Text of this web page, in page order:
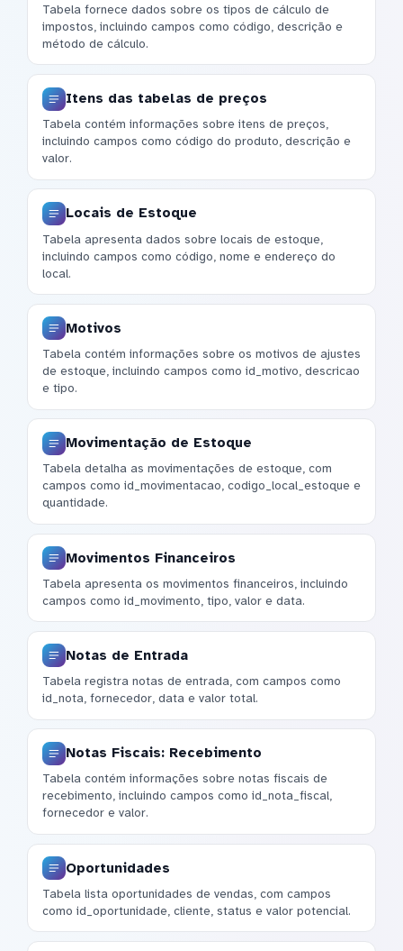
Tabela fornece dados sobre os tipos de cálculo de
impostos, incluindo campos como código, descrição e
método de cálculo.
Itens das tabelas de preços
Tabela contém informações sobre itens de preços,
incluindo campos como código do produto, descrição e
valor.
Locais de Estoque
Tabela apresenta dados sobre locais de estoque,
incluindo campos como código, nome e endereço do
local.
Motivos
Tabela contém informações sobre os motivos de ajustes
de estoque, incluindo campos como id_motivo, descricao
e tipo.
Movimentação de Estoque
Tabela detalha as movimentações de estoque, com
campos como id_movimentacao, codigo_local_estoque e
quantidade.
Movimentos Financeiros
Tabela apresenta os movimentos financeiros, incluindo
campos como id_movimento, tipo, valor e data.
Notas de Entrada
Tabela registra notas de entrada, com campos como
id_nota, fornecedor, data e valor total.
Notas Fiscais: Recebimento
Tabela contém informações sobre notas fiscais de
recebimento, incluindo campos como id_nota_fiscal,
fornecedor e valor.
Oportunidades
Tabela lista oportunidades de vendas, com campos
como id_oportunidade, cliente, status e valor potencial.